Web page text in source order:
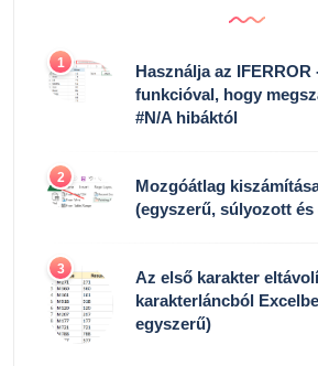
1
Használja az IFERROR
funkcióval, hogy
#N/A hibáktól
2
Mozgóátlag
(egyszerű, súlyozott
3
Az első karakter
karakterláncból
egyszerű)